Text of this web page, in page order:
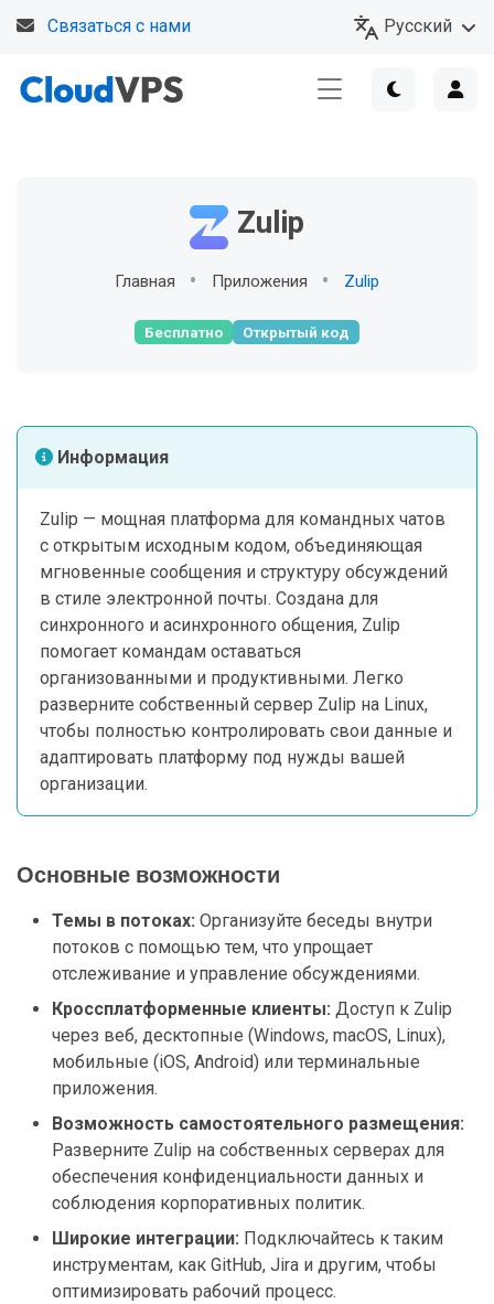
Связаться с нами Русский
Zulip
Главная Приложения Zulip
Бесплатно Открытый код
Информация
Zulip — мощная платформа для командных чатов
с открытым исходным кодом, объединяющая
мгновенные сообщения и структуру обсуждений
в стиле электронной почты. Создана для
синхронного и асинхронного общения, Zulip
помогает командам оставаться
организованными и продуктивными. Легко
разверните собственный сервер Zulip на Linux,
чтобы полностью контролировать свои данные и
адаптировать платформу под нужды вашей
организации.
Основные возможности
Темы в потоках: Организуйте беседы внутри
потоков с помощью тем, что упрощает
отслеживание и управление обсуждениями.
Кроссплатформенные клиенты: Доступ к Zulip
через веб, десктопные (Windows, macOS, Linux),
мобильные (iOS, Android) или терминальные
приложения.
Возможность самостоятельного размещения:
Разверните Zulip на собственных серверах для
обеспечения конфиденциальности данных и
соблюдения корпоративных политик.
Широкие интеграции: Подключайтесь к таким
инструментам, как GitHub, Jira и другим, чтобы
оптимизировать рабочий процесс.